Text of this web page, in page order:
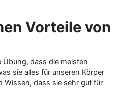
Vorteile von
Übung, dass die meisten
sie alles für unseren Körper
Wissen, dass sie sehr gut für